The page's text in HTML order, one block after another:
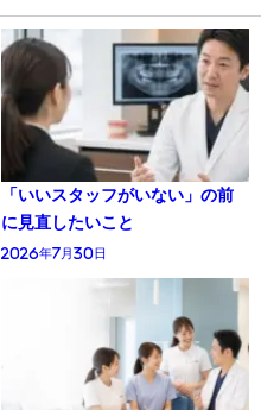
「いいスタッフがいない」の前
に見直したいこと
2026年7月30日